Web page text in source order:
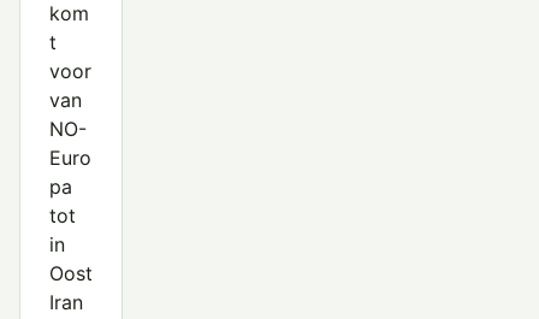
kom
t
voor
van
NO-
Euro
pa
tot
in
Oost
Iran